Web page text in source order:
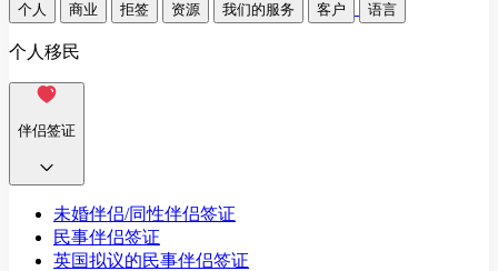
个人
商业 拒签 资源 我们的服务 客户 语言
个人移民
伴侣签证
未婚伴侣/同性伴侣签证
民事伴侣签证
英国拟议的民事伴侣签证